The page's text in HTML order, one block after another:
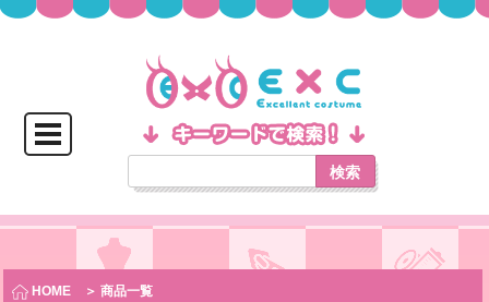
検索
HOME ＞ 商品一覧